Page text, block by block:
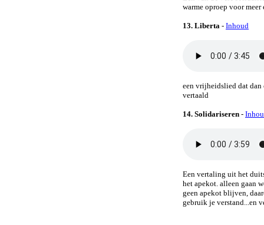
warme oproep voor meer
13. Liberta - Inhoud
een vrijheidslied dat
vertaald
14. Solidariseren -
Een vertaling uit het
het apekot. alleen gaan
geen apekot blijven,
gebruik je verstand...en